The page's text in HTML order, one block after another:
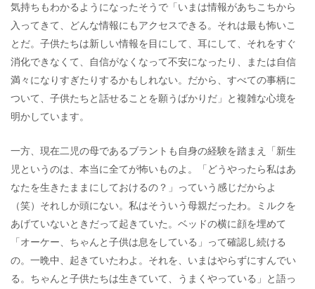
気持ちもわかるようになったそうで「いまは情報があちこちから
入ってきて、どんな情報にもアクセスできる。それは最も怖いこ
とだ。子供たちは新しい情報を目にして、耳にして、それをすぐ
消化できなくて、自信がなくなって不安になったり、または自信
満々になりすぎたりするかもしれない。だから、すべての事柄に
ついて、子供たちと話せることを願うばかりだ」と複雑な心境を
明かしています。
一方、現在二児の母であるブラントも自身の経験を踏まえ「新生
児というのは、本当に全てが怖いものよ。「どうやったら私はあ
なたを生きたままにしておけるの？」っていう感じだからよ
（笑）それしか頭にない。私はそういう母親だったわ。ミルクを
あげていないときだって起きていた。ベッドの横に顔を埋めて
「オーケー、ちゃんと子供は息をしている」って確認し続ける
の。一晩中、起きていたわよ。それを、いまはやらずにすんでい
る。ちゃんと子供たちは生きていて、うまくやっている」と語っ